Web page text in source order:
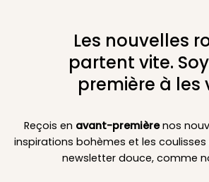
Les nouvelles
partent vite.
première à les
Reçois en avant-premièrenos
inspirations bohèmes et les coulisses
newsletter douce, comme